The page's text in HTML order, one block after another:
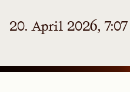
20. April 2026,